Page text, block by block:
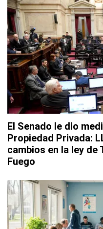
El Senado le dio
Propiedad Privada:
cambios en la ley de
Fuego